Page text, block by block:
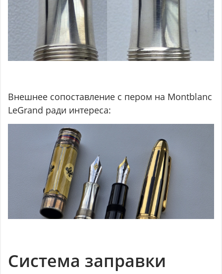
Внешнее сопоставление с пером на Montblanc
LeGrand ради интереса:
Система заправки